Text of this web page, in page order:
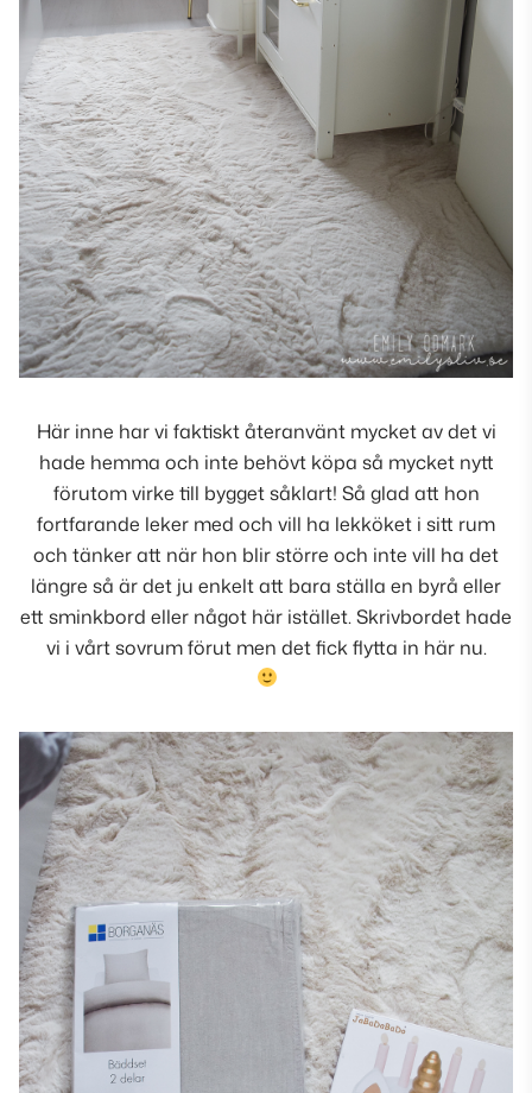
Här inne har vi faktiskt återanvänt mycket av det vi
hade hemma och inte behövt köpa så mycket nytt
förutom virke till bygget såklart! Så glad att hon
fortfarande leker med och vill ha lekköket i sitt rum
och tänker att när hon blir större och inte vill ha det
längre så är det ju enkelt att bara ställa en byrå eller
ett sminkbord eller något här istället. Skrivbordet hade
vi i vårt sovrum förut men det fick flytta in här nu.